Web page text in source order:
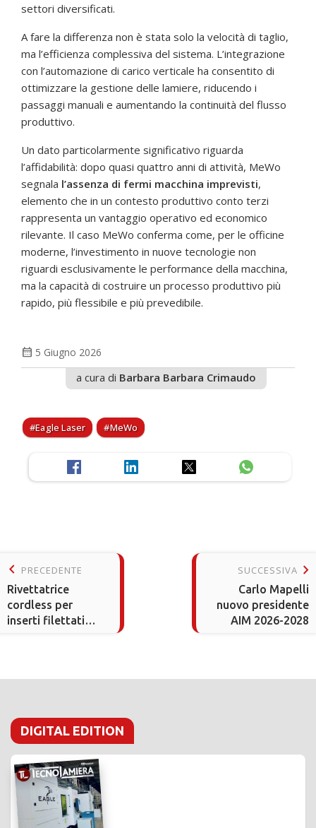
settori diversificati.
A fare la differenza non è stata solo la velocità di taglio,
ma l’efficienza complessiva del sistema. L’integrazione
con l’automazione di carico verticale ha consentito di
ottimizzare la gestione delle lamiere, riducendo i
passaggi manuali e aumentando la continuità del flusso
produttivo.
Un dato particolarmente significativo riguarda
l’affidabilità: dopo quasi quattro anni di attività, MeWo
segnala l’assenza di fermi macchina imprevisti,
elemento che in un contesto produttivo conto terzi
rappresenta un vantaggio operativo ed economico
rilevante. Il caso MeWo conferma come, per le officine
moderne, l’investimento in nuove tecnologie non
riguardi esclusivamente le performance della macchina,
ma la capacità di costruire un processo produttivo più
rapido, più flessibile e più prevedibile.
calendar_month 5 Giugno 2026
a cura di Barbara Barbara Crimaudo
Eagle Laser MeWo
keyboard_arrow_left PRECEDENTE
Rivettatrice
cordless per
inserti filettati
SUCCESSIVA keyboard_arrow_right
Carlo Mapelli
nuovo presidente
AIM 2026-2028
DIGITAL EDITION